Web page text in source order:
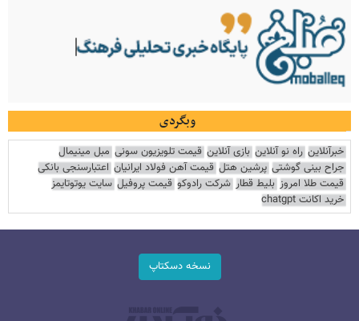
وبگردی
خبرآنلاین راه نو آنلاین بازی آنلاین قیمت تلویزیون سونی مبل مینیمال
جراح بینی گوشتی پرشین هتل قیمت آهن فولاد ایرانیان اعتبارسنجی بانکی
قیمت طلا امروز بلیط قطار شرکت رادوکو قیمت پروفیل سایت یوتوتایمز
خرید اکانت chatgpt
نسخه دسکتاپ